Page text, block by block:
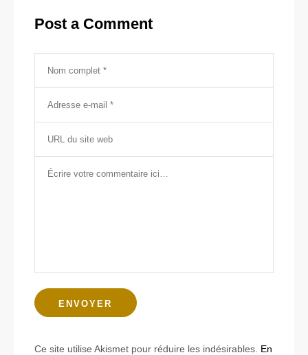
Post a Comment
Ce site utilise Akismet pour réduire les indésirables. En